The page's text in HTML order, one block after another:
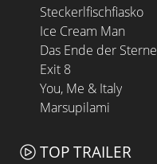
Steckerlfischfiasko
Ice Cream Man
Das Ende der Sterne
Exit 8
You, Me & Italy
Marsupilami
TOP TRAILER